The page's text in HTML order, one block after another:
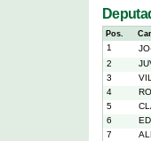
Pos.
1
2
3
4
5
6
7